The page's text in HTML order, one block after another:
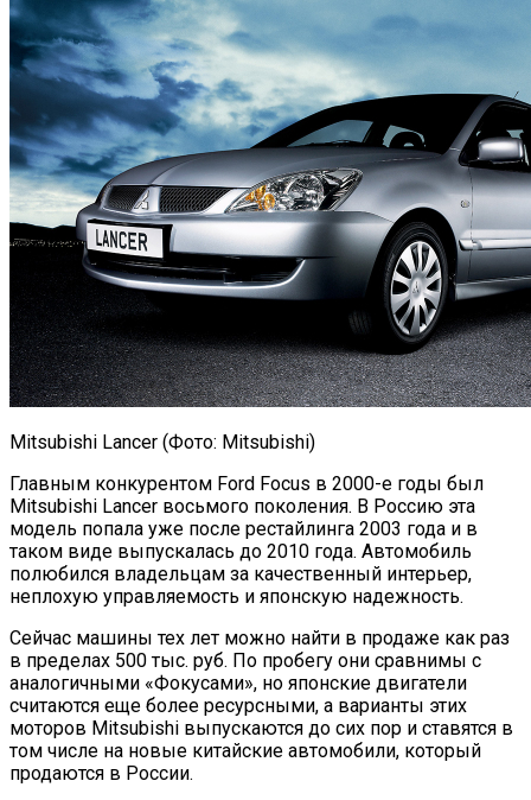
Mitsubishi Lancer (Фото: Mitsubishi)
Главным конкурентом Ford Focus в 2000-е годы был
Mitsubishi Lancer восьмого поколения. В Россию эта
модель попала уже после рестайлинга 2003 года и в
таком виде выпускалась до 2010 года. Автомобиль
полюбился владельцам за качественный интерьер,
неплохую управляемость и японскую надежность.
Сейчас машины тех лет можно найти в продаже как раз
в пределах 500 тыс. руб. По пробегу они сравнимы с
аналогичными «Фокусами», но японские двигатели
считаются еще более ресурсными, а варианты этих
моторов Mitsubishi выпускаются до сих пор и ставятся в
том числе на новые китайские автомобили, который
продаются в России.